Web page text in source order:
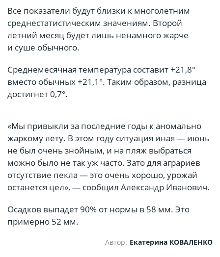
Все показатели будут близки к многолетним
среднестатистическим значениям. Второй
летний месяц будет лишь ненамного жарче
и суше обычного.
Среднемесячная температура составит +21,8°
вместо обычных +21,1°. Таким образом, разница
достигнет 0,7°.
«Мы привыкли за последние годы к аномально
жаркому лету. В этом году ситуация иная — июнь
не был очень знойным, и на пляж выбраться
можно было не так уж часто. Зато для аграриев
отсутствие пекла — это очень хорошо, урожай
останется цел», — сообщил Александр Иванович.
Осадков выпадет 90% от нормы в 58 мм. Это
примерно 52 мм.
Автор: Екатерина КОВАЛЕНКО